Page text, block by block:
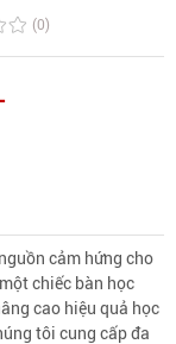
(0)
cảm hứng cho
chiếc bàn học
cao hiệu quả học
tôi cung cấp đa